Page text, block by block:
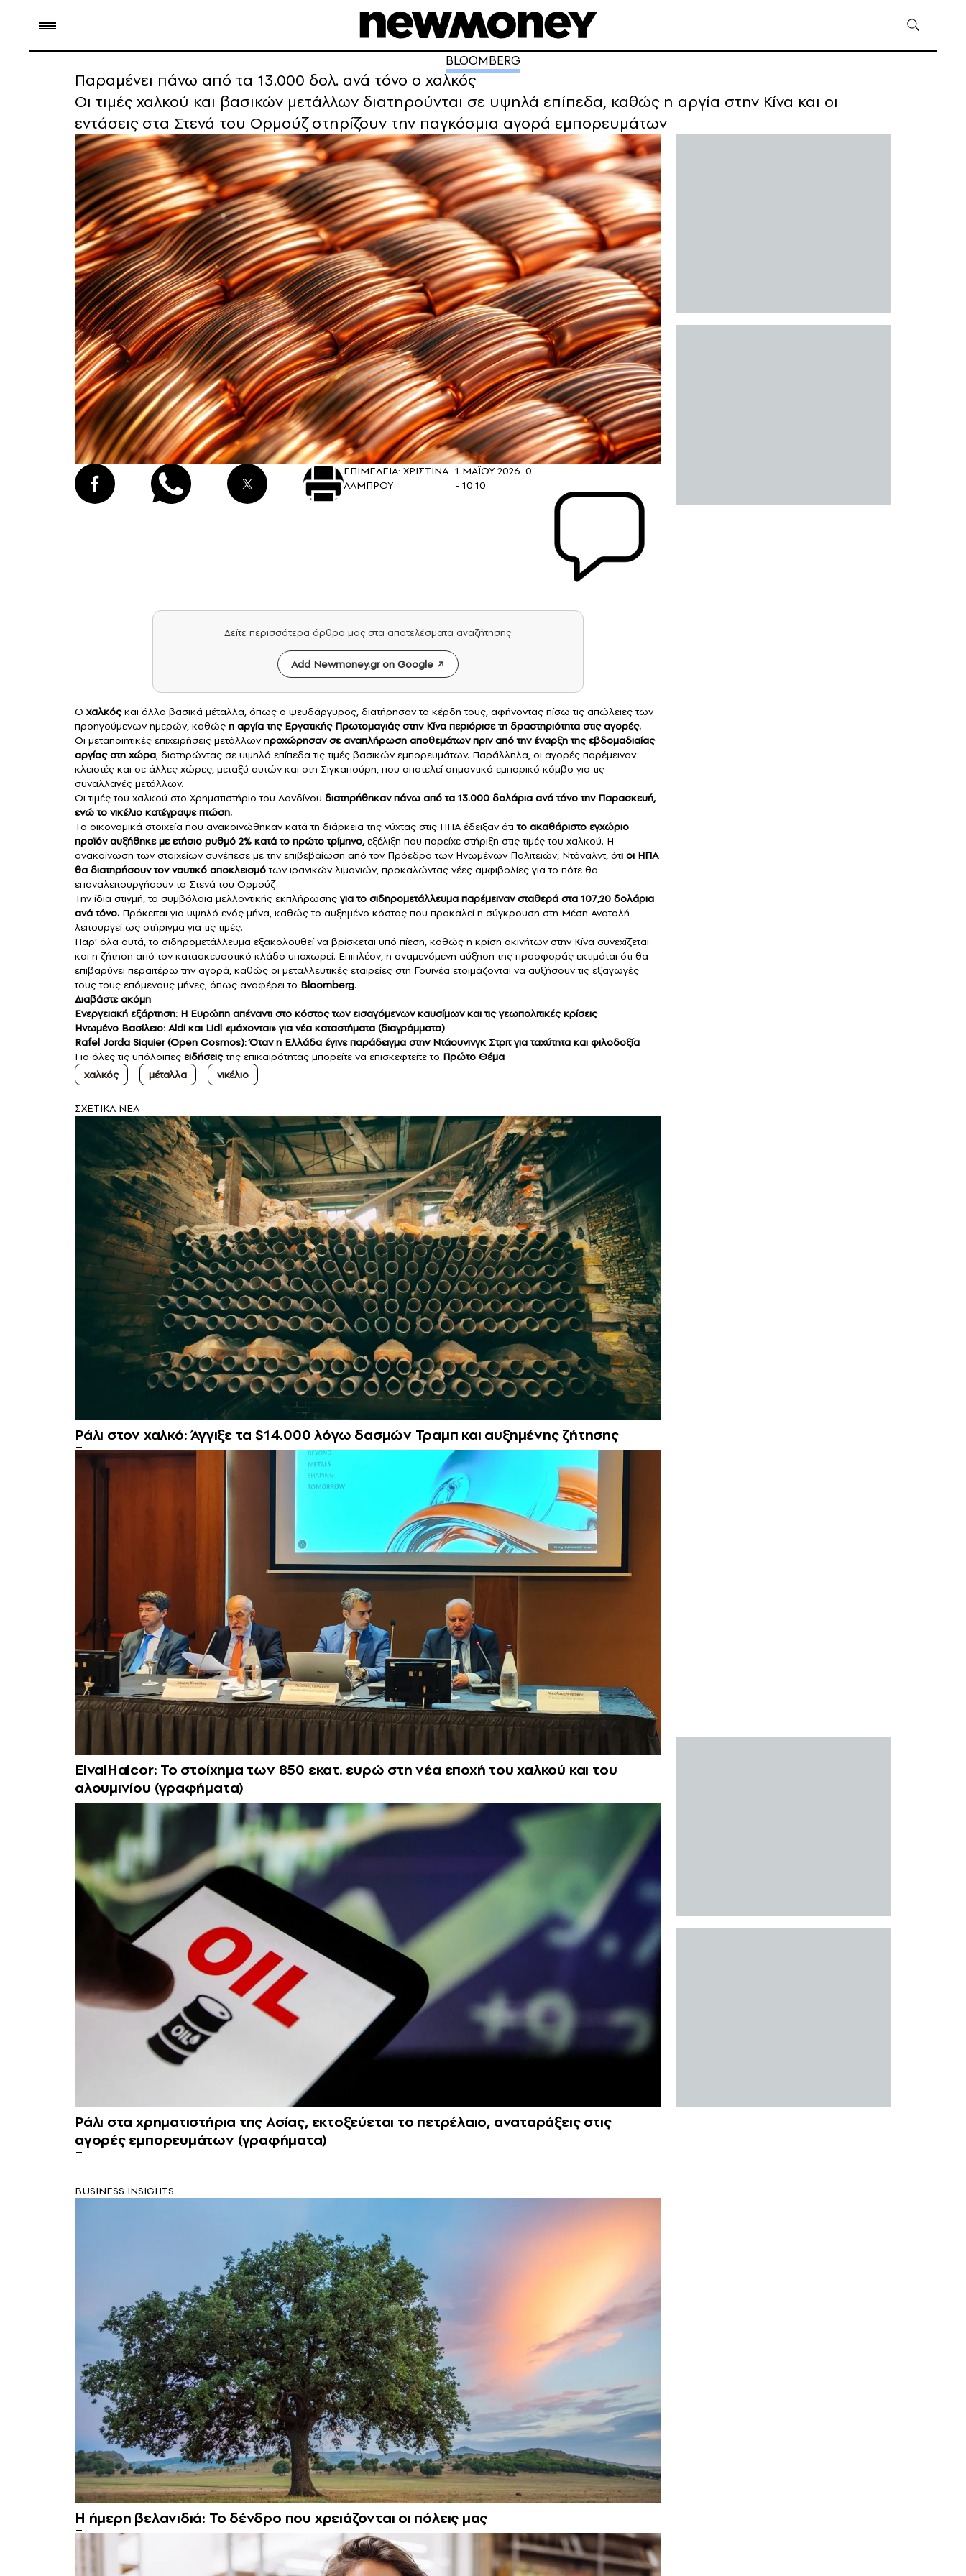
BLOOMBERG
Παραμένει πάνω από τα 13.000 δολ. ανά τόνο ο χαλκός
Οι τιμές χαλκού και βασικών μετάλλων διατηρούνται σε υψηλά επίπεδα, καθώς η αργία στην Κίνα και οι
εντάσεις στα Στενά του Ορμούζ στηρίζουν την παγκόσμια αγορά εμπορευμάτων
ΕΠΙΜΕΛΕΙΑ: ΧΡΙΣΤΙΝΑ
ΛΑΜΠΡΟΥ
1 ΜΑΪΟΥ 2026
- 10:10
0
Δείτε περισσότερα άρθρα μας στα αποτελέσματα αναζήτησης
Add Newmoney.gr on Google
Ο χαλκός και άλλα βασικά μέταλλα, όπως ο ψευδάργυρος, διατήρησαν τα κέρδη τους, αφήνοντας πίσω τις απώλειες των
προηγούμενων ημερών, καθώς η αργία της Εργατικής Πρωτομαγιάς στην Κίνα περιόρισε τη δραστηριότητα στις αγορές.
Οι μεταποιητικές επιχειρήσεις μετάλλων προχώρησαν σε αναπλήρωση αποθεμάτων πριν από την έναρξη της εβδομαδιαίας
αργίας στη χώρα, διατηρώντας σε υψηλά επίπεδα τις τιμές βασικών εμπορευμάτων. Παράλληλα, οι αγορές παρέμειναν
κλειστές και σε άλλες χώρες, μεταξύ αυτών και στη Σιγκαπούρη, που αποτελεί σημαντικό εμπορικό κόμβο για τις
συναλλαγές μετάλλων.
Οι τιμές του χαλκού στο Χρηματιστήριο του Λονδίνου διατηρήθηκαν πάνω από τα 13.000 δολάρια ανά τόνο την Παρασκευή,
ενώ το νικέλιο κατέγραψε πτώση.
Τα οικονομικά στοιχεία που ανακοινώθηκαν κατά τη διάρκεια της νύχτας στις ΗΠΑ έδειξαν ότιτο ακαθάριστο εγχώριο
προϊόν αυξήθηκε με ετήσιο ρυθμό 2% κατά το πρώτο τρίμηνο,εξέλιξη που παρείχε στήριξη στις τιμές του χαλκού. Η
ανακοίνωση των στοιχείων συνέπεσε με την επιβεβαίωση από τον Πρόεδρο των Ηνωμένων Πολιτειών, Ντόναλντ, ότι οι ΗΠΑ
θα διατηρήσουν τον ναυτικό αποκλεισμό των ιρανικών λιμανιών, προκαλώντας νέες αμφιβολίες για το πότε θα
επαναλειτουργήσουν τα Στενά του Ορμούζ.
Την ίδια στιγμή, τα συμβόλαια μελλοντικής εκπλήρωσης για το σιδηρομετάλλευμα παρέμειναν σταθερά στα 107,20 δολάρια
ανά τόνο. Πρόκειται για υψηλό ενός μήνα, καθώς το αυξημένο κόστος που προκαλεί η σύγκρουση στη Μέση Ανατολή
λειτουργεί ως στήριγμα για τις τιμές.
Παρ’ όλα αυτά, το σιδηρομετάλλευμα εξακολουθεί να βρίσκεται υπό πίεση, καθώς η κρίση ακινήτων στην Κίνα συνεχίζεται
και η ζήτηση από τον κατασκευαστικό κλάδο υποχωρεί. Επιπλέον, η αναμενόμενη αύξηση της προσφοράς εκτιμάται ότι θα
επιβαρύνει περαιτέρω την αγορά, καθώς οι μεταλλευτικές εταιρείες στη Γουινέα ετοιμάζονται να αυξήσουν τις εξαγωγές
τους τους επόμενους μήνες, όπως αναφέρει το Bloomberg.
Διαβάστε ακόμη
Ενεργειακή εξάρτηση: Η Ευρώπη απέναντι στο κόστος των εισαγόμενων καυσίμων και τις γεωπολιτικές κρίσεις
Ηνωμένο Βασίλειο: Aldi και Lidl «μάχονται» για νέα καταστήματα (διαγράμματα)
Rafel Jorda Siquier (Open Cosmos): Όταν η Ελλάδα έγινε παράδειγμα στην Ντάουνινγκ Στριτ για ταχύτητα και φιλοδοξία
Για όλες τις υπόλοιπες ειδήσειςτης επικαιρότητας μπορείτε να επισκεφτείτε το Πρώτο Θέμα
χαλκός
μέταλλα νικέλιο
ΣXETIKA NEA
Ράλι στον χαλκό: Άγγιξε τα $14.000 λόγω δασμών Τραμπ και αυξημένης ζήτησης
ElvalHalcor: Το στοίχημα των 850 εκατ. ευρώ στη νέα εποχή του χαλκού και του
αλουμινίου (γραφήματα)
Ράλι στα χρηματιστήρια της Ασίας, εκτοξεύεται το πετρέλαιο, αναταράξεις στις
αγορές εμπορευμάτων (γραφήματα)
BUSINESS INSIGHTS
Η ήμερη βελανιδιά: Το δένδρο που χρειάζονται οι πόλεις μας